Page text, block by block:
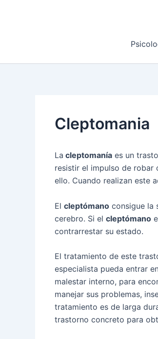
Cleptomania
La cleptomanía es un
resistir el impulso de robar
ello. Cuando realizan este
El cleptómano consigue la
cerebro. Si el cleptómano
contrarrestar su estado.
El tratamiento de este
especialista pueda entrar
malestar interno, para
manejar sus problemas,
tratamiento es de larga
trastorno concreto para